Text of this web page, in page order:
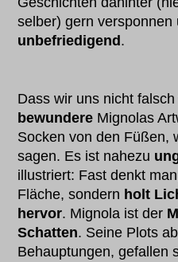
selber) gern
unbefriedigend .
Dass wir uns nicht
bewundere Mignolas
Socken von den Füßen,
sagen. Es ist nahezu
illustriert: Fast denkt
Fläche, sondern holt
hervor. Mignola ist der
Schatten. Seine Plots
Behauptungen, gefallen